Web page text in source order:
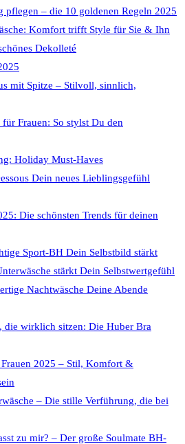
pflegen – die 10 goldenen Regeln 2025
Komfort trifft Style für Sie & Ihn
Dekolleté
mit Spitze – Stilvoll, sinnlich,
für Frauen: So stylst Du den
Holiday Must-Haves
Dein neues Lieblingsgefühl
Die schönsten Trends für deinen
Sport-BH Dein Selbstbild stärkt
stärkt Dein Selbstwertgefühl
Nachtwäsche Deine Abende
die wirklich sitzen: Die Huber Bra
2025 – Stil, Komfort &
– Die stille Verführung, die bei
zu mir? – Der große Soulmate BH-